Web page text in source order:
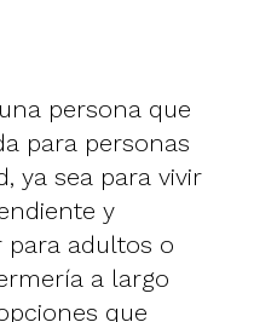
persona que
para personas
ya sea para vivir
y
para adultos o
a largo
que